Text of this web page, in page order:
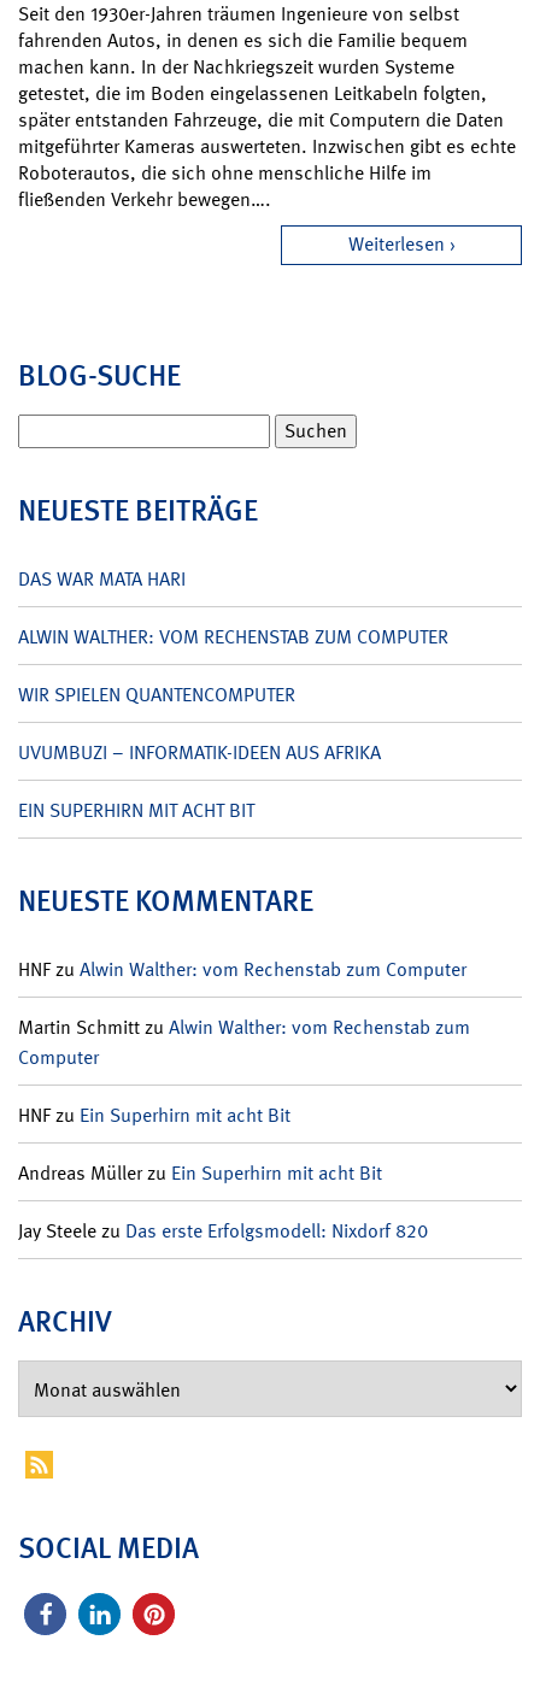
Seit den 1930er-Jahren träumen Ingenieure von selbst
fahrenden Autos, in denen es sich die Familie bequem
machen kann. In der Nachkriegszeit wurden Systeme
getestet, die im Boden eingelassenen Leitkabeln folgten,
später entstanden Fahrzeuge, die mit Computern die Daten
mitgeführter Kameras auswerteten. Inzwischen gibt es echte
Roboterautos, die sich ohne menschliche Hilfe im
fließenden Verkehr bewegen….
Weiterlesen
BLOG-SUCHE
nach:
NEUESTE BEITRÄGE
DAS WAR MATA HARI
ALWIN WALTHER: VOM RECHENSTAB ZUM COMPUTER
WIR SPIELEN QUANTENCOMPUTER
UVUMBUZI – INFORMATIK-IDEEN AUS AFRIKA
EIN SUPERHIRN MIT ACHT BIT
NEUESTE KOMMENTARE
HNFzu Alwin Walther: vom Rechenstab zum Computer
Martin Schmittzu Alwin Walther: vom Rechenstab zum
Computer
HNFzu Ein Superhirn mit acht Bit
Andreas Müllerzu Ein Superhirn mit acht Bit
Jay Steelezu Das erste Erfolgsmodell: Nixdorf 820
ARCHIV
SOCIAL MEDIA